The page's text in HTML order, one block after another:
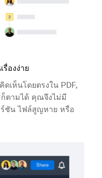
องง่าย
เห็นโดยตรงใน PDF,
ก็ตามได้ คุณจึงไม่มี
ชัน ไฟล์สูญหาย หรือ